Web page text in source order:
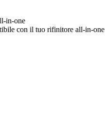
in-one
con il tuo rifinitore all-in-